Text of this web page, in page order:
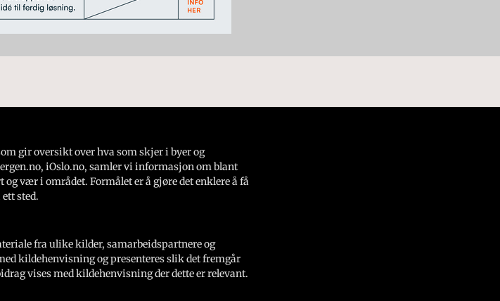
gir oversikt over hva som skjer i byer og
iOslo.no, samler vi informasjon om blant
vær i området. Formålet er å gjøre det enklere å få
sted.
fra ulike kilder, samarbeidspartnere og
kildehenvisning og presenteres slik det fremgår
vises med kildehenvisning der dette er relevant.